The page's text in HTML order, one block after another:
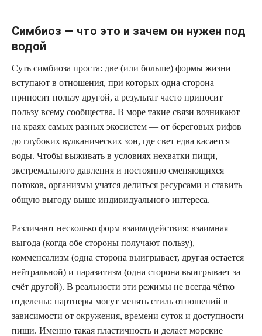
Симбиоз — что это и зачем он нужен под
водой
Суть симбиоза проста: две (или больше) формы жизни
вступают в отношения, при которых одна сторона
приносит пользу другой, а результат часто приносит
пользу всему сообщества. В море такие связи возникают
на краях самых разных экосистем — от береговых рифов
до глубоких вулканических зон, где свет едва касается
воды. Чтобы выживать в условиях нехватки пищи,
экстремального давления и постоянно сменяющихся
потоков, организмы учатся делиться ресурсами и ставить
общую выгоду выше индивидуального интереса.
Различают несколько форм взаимодействия: взаимная
выгода (когда обе стороны получают пользу),
комменсализм (одна сторона выигрывает, другая остается
нейтральной) и паразитизм (одна сторона выигрывает за
счёт другой). В реальности эти режимы не всегда чётко
отделены: партнеры могут менять стиль отношений в
зависимости от окружения, времени суток и доступности
пищи. Именно такая пластичность и делает морские